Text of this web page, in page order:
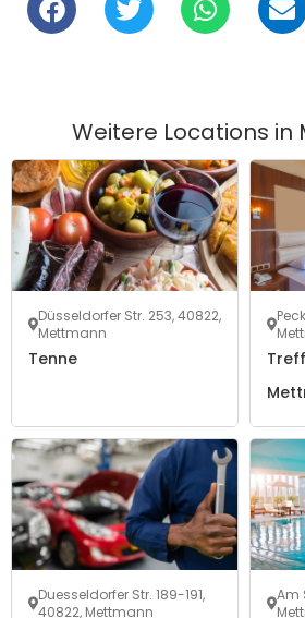
Weitere Locations in
Düsseldorfer Str. 253, 40822,
Mettmann
Tenne
Duesseldorfer Str. 189-191,
40822, Mettmann
Am